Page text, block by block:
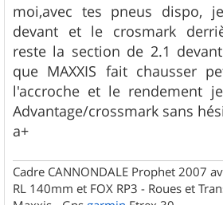
s
s
a
g
e
moi,avec tes pneus dispo,
devant et le crosmark
reste la section de 2.1
que MAXXIS fait chausser
l'accroche et le rendement
Advantage/crossmark sans
a+
Cadre CANNONDALE Prophet 2007
RL 140mm et FOX RP3 - Roues et